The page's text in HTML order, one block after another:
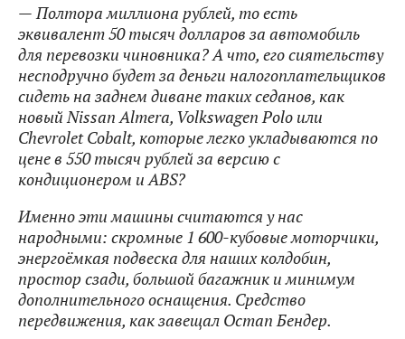
—Полтора миллиона рублей, то есть
эквивалент 50 тысяч долларов за автомобиль
для перевозки чиновника? А что, его сиятельству
несподручно будет за деньги налогоплательщиков
сидеть на заднем диване таких седанов, как
новый Nissan Almera, Volkswagen Polo или
Chevrolet Cobalt, которые легко укладываются по
цене в 550 тысяч рублей за версию с
кондиционером и ABS?
Именно эти машины считаются у нас
народными: скромные 1 600-кубовые моторчики,
энергоёмкая подвеска для наших колдобин,
простор сзади, большой багажник и минимум
дополнительного оснащения. Средство
передвижения, как завещал Остап Бендер.